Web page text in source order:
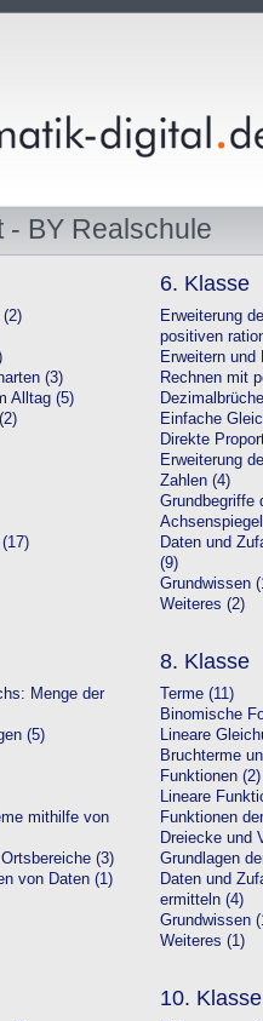
BY Realschule
(3)
Alltag (5)
6. Klasse
Erweiterung
positiven
Erweitern und
Rechnen mit
Einfache
Direkte
Erweiterung
Zahlen (4)
Grundbegriffe
Daten und
(9)
Grundwissen
Weiteres (2)
Menge der
(5)
mithilfe von
(3)
von Daten (1)
8. Klasse
Terme (11)
Binomische
Lineare
Bruchterme
Funktionen (2)
Lineare
Funktionen
Dreiecke und
Grundlagen
Daten und
ermitteln (4)
Grundwissen
Weiteres (1)
10. Klasse